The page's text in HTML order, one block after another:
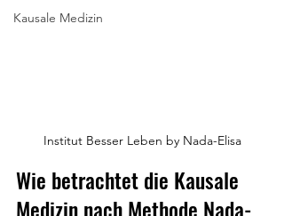
Kausale Medizin
Institut Besser Leben by Nada-Elisa
Wie betrachtet die Kausale
Medizin nach Methode Nada-